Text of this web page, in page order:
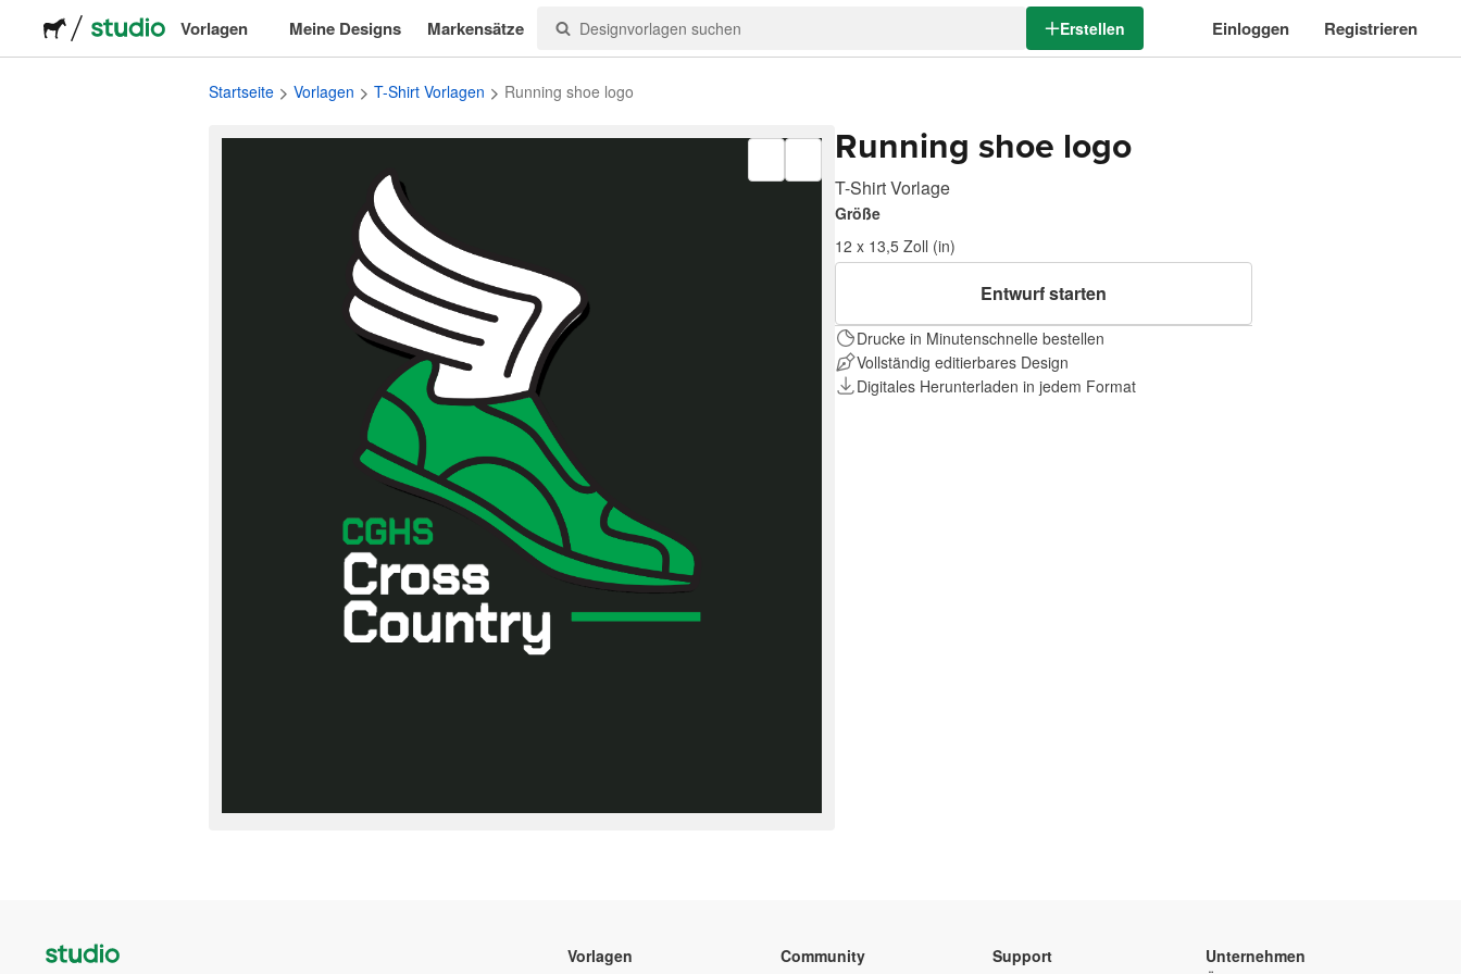
Vorlagen
Verpackung
Veranstaltungen & Marketing
Meine Designs Markensätze Erstellen Einloggen Registrieren
Startseite Vorlagen T-Shirt Vorlagen Running shoe logo
Running shoe logo
T-Shirt Vorlage
Größe
12 x 13,5 Zoll (in)
Entwurf starten
Drucke in Minutenschnelle bestellen
Vollständig editierbares Design
Digitales Herunterladen in jedem Format
Vorlagen
Community
Support
Unternehmen